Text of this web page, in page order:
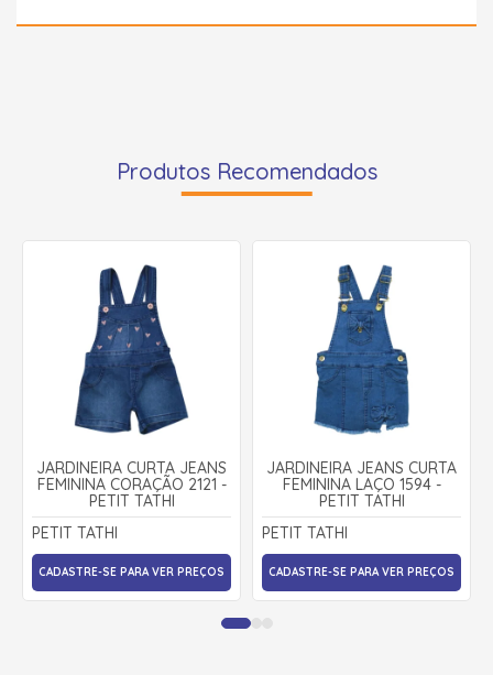
Produtos Recomendados
JARDINEIRA CURTA JEANS
FEMININA CORAÇÃO 2121 -
PETIT TATHI
PETIT TATHI
CADASTRE-SE PARA VER PREÇOS
JARDINEIRA JEANS CURTA
FEMININA LAÇO 1594 -
PETIT TATHI
PETIT TATHI
CADASTRE-SE PARA VER PREÇOS